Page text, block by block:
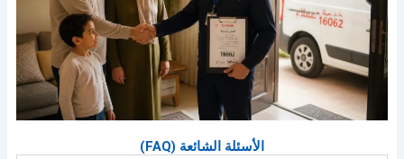
الأسئلة الشائعة (FAQ)